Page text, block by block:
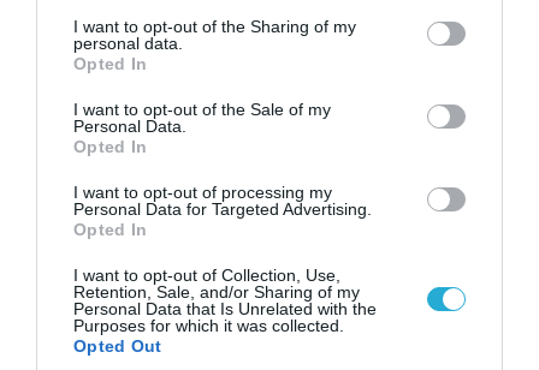
not limited to your visit or usage behaviour. You may click to
grant or deny consent to Google and its third-party tags to
use your data for below specified purposes in below Google
consent section.
I want to opt-out of the Sharing of my
personal data.
Opted In
I want to opt-out of the Sale of my
Personal Data.
Opted In
I want to opt-out of processing my
Personal Data for Targeted Advertising.
Opted In
I want to opt-out of Collection, Use,
Retention, Sale, and/or Sharing of my
Personal Data that Is Unrelated with the
Purposes for which it was collected.
Opted Out
06.08.2026 | 09:03
«Οι εντελώς αθώοι»: Η ανάρτηση του Αρκά για